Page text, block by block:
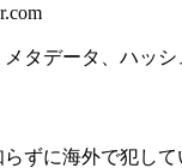
タデータ、ハッ
ずに海外で犯し